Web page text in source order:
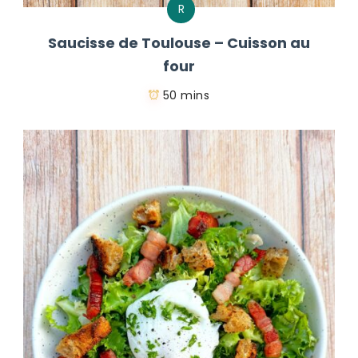
R
Saucisse de Toulouse – Cuisson au
four
50 mins